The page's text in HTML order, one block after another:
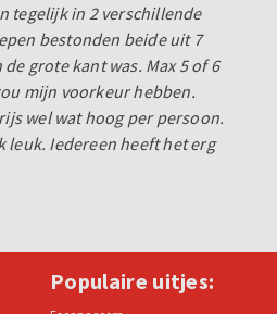
tegelijk in 2 verschillende
bestonden beide uit 7
grote kant was. Max 5 of 6
mijn voorkeur hebben.
wel wat hoog per persoon.
leuk. Iedereen heeft het erg
Populaire uitjes: